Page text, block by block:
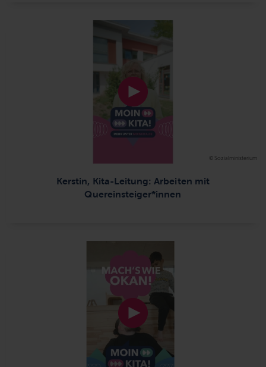
Kerstin, Kita-Leitung: Arbeiten mit
Quereinsteiger*innen
© Sozialministerium